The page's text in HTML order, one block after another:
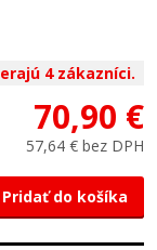
4 zákazníci.
70,90 €
57,64 € bez DPH
Pridať do košíka